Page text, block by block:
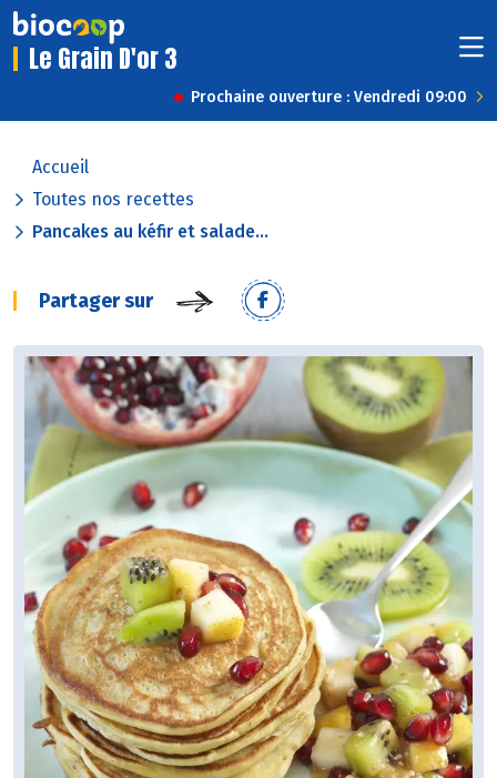
Le Grain D'or 3
Prochaine ouverture : Vendredi 09:00
Accueil
Toutes nos recettes
Pancakes au kéfir et salade...
Partager sur